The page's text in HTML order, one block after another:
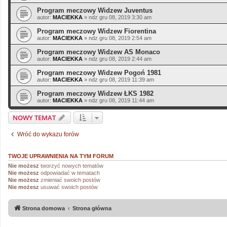
Program meczowy Widzew Juventus
autor: MACIEKKA » ndz gru 08, 2019 3:30 am
Program meczowy Widzew Fiorentina
autor: MACIEKKA » ndz gru 08, 2019 2:54 am
Program meczowy Widzew AS Monaco
autor: MACIEKKA » ndz gru 08, 2019 2:44 am
Program meczowy Widzew Pogoń 1981
autor: MACIEKKA » ndz gru 08, 2019 11:39 am
Program meczowy Widzew ŁKS 1982
autor: MACIEKKA » ndz gru 08, 2019 11:44 am
NOWY TEMAT
Wróć do wykazu forów
TWOJE UPRAWNIENIA NA TYM FORUM
Nie możesz tworzyć nowych tematów
Nie możesz odpowiadać w tematach
Nie możesz zmieniać swoich postów
Nie możesz usuwać swoich postów
Strona domowa Strona główna